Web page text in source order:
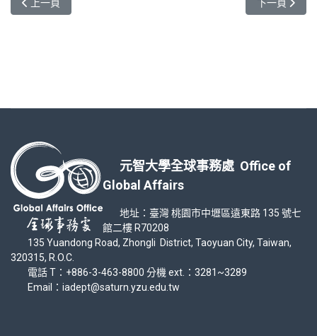
上一頁 下一頁
元智大學全球事務處 Office of
Global Affairs
地址：臺灣 桃園市中壢區遠東路 135 號七
館二樓 R70208
135 Yuandong Road, Zhongli District, Taoyuan City, Taiwan,
320315, R.O.C.
電話 T：+886-3-463-8800 分機 ext.：3281~3289
Email：iadept@saturn.yzu.edu.tw